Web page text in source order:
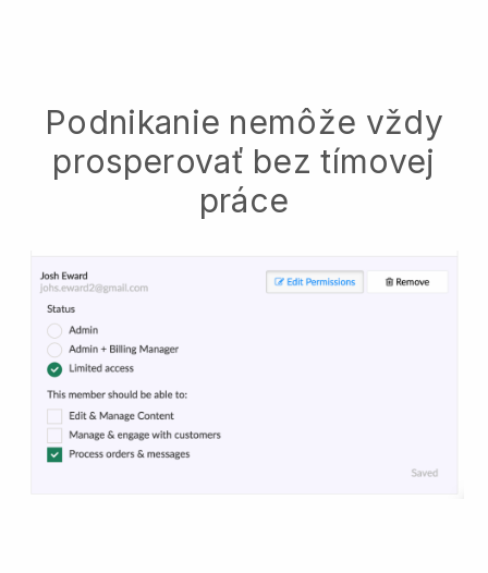
Podnikanie nemôže vždy
prosperovať bez tímovej
práce